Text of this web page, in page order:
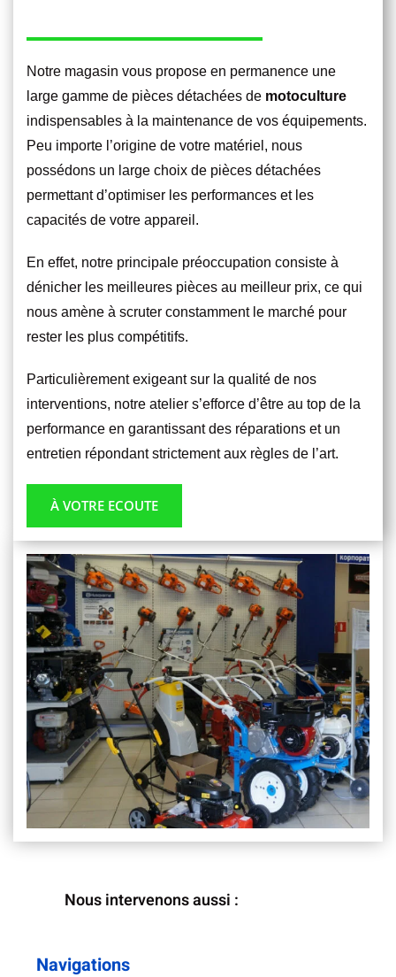
Notre magasin vous propose en permanence une
large gamme de pièces détachées de motoculture
indispensables à la maintenance de vos équipements.
Peu importe l’origine de votre matériel, nous
possédons un large choix de pièces détachées
permettant d’optimiser les performances et les
capacités de votre appareil.
En effet, notre principale préoccupation consiste à
dénicher les meilleures pièces au meilleur prix, ce qui
nous amène à scruter constamment le marché pour
rester les plus compétitifs.
Particulièrement exigeant sur la qualité de nos
interventions, notre atelier s’efforce d’être au top de la
performance en garantissant des réparations et un
entretien répondant strictement aux règles de l’art.
À VOTRE ECOUTE
Nous intervenons aussi :
Navigations